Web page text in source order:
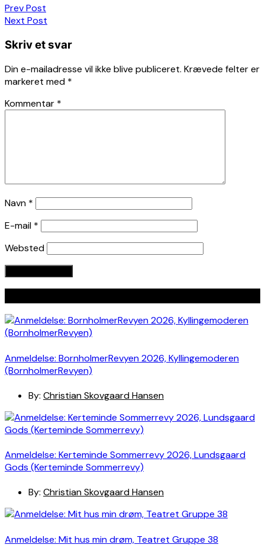
Indlægsnavigation
Prev Post
Next Post
Skriv et svar
Din e-mailadresse vil ikke blive publiceret. Krævede felter er
markeret med *
Kommentar *
Navn *
E-mail *
Websted
Anmeldelse: BornholmerRevyen 2026, Kyllingemoderen
(BornholmerRevyen)
By: Christian Skovgaard Hansen
Anmeldelse: Kerteminde Sommerrevy 2026, Lundsgaard
Gods (Kerteminde Sommerrevy)
By: Christian Skovgaard Hansen
Anmeldelse: Mit hus min drøm, Teatret Gruppe 38